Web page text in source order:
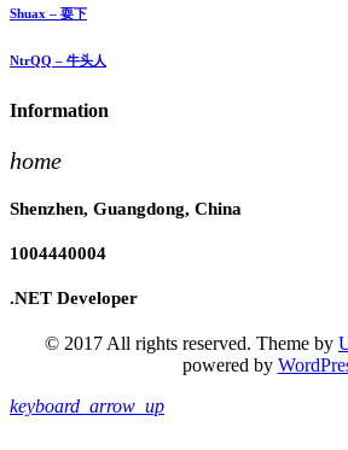
Shuax – 耍下
NtrQQ – 牛头人
Information
home
Shenzhen, Guangdong, China
1004440004
.NET Developer
© 2017 All rights reserved. Theme by
powered by
keyboard_arrow_up